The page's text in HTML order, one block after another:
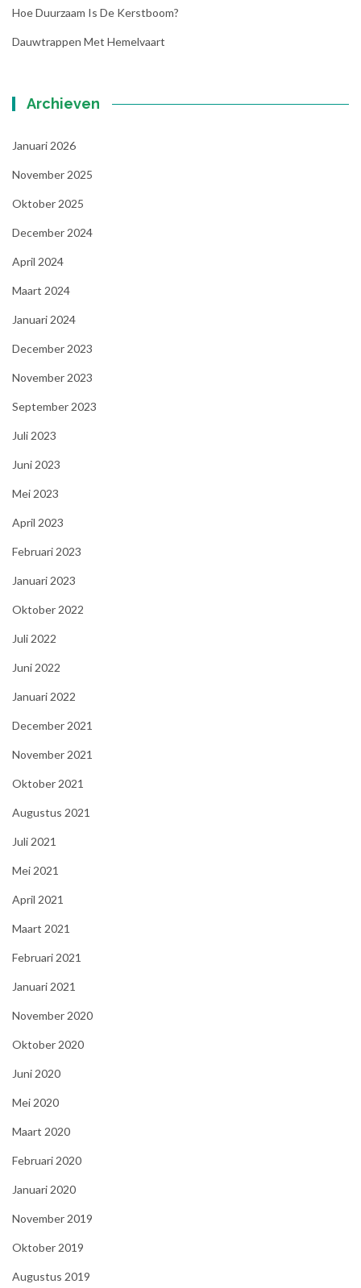
Hoe Duurzaam Is De Kerstboom?
Dauwtrappen Met Hemelvaart
Archieven
Januari 2026
November 2025
Oktober 2025
December 2024
April 2024
Maart 2024
Januari 2024
December 2023
November 2023
September 2023
Juli 2023
Juni 2023
Mei 2023
April 2023
Februari 2023
Januari 2023
Oktober 2022
Juli 2022
Juni 2022
Januari 2022
December 2021
November 2021
Oktober 2021
Augustus 2021
Juli 2021
Mei 2021
April 2021
Maart 2021
Februari 2021
Januari 2021
November 2020
Oktober 2020
Juni 2020
Mei 2020
Maart 2020
Februari 2020
Januari 2020
November 2019
Oktober 2019
Augustus 2019